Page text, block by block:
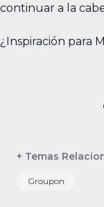
continuar a la
¿Inspiración para
+ Temas
Groupon